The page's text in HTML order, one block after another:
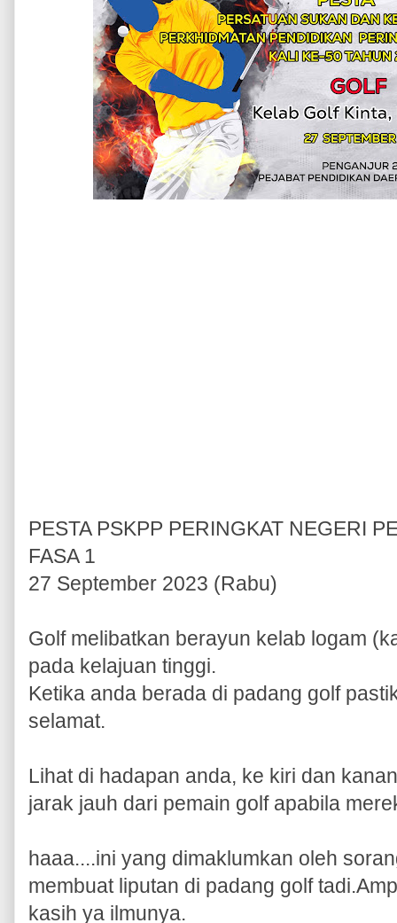
PESTA PSKPP PERINGKAT NEGERI
FASA 1
27 September 2023 (Rabu)
Golf melibatkan berayun kelab logam
pada kelajuan tinggi.
Ketika anda berada di padang golf
selamat.
Lihat di hadapan anda, ke kiri dan
jarak jauh dari pemain golf apabila
haaa....ini yang dimaklumkan oleh
membuat liputan di padang golf
kasih ya ilmunya.